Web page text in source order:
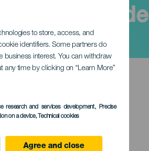
to store, access, and
identifiers. Some partners do
business interest. You can withdraw
time by clicking on “Learn More”
research and services development, Precise
on a device, Technical cookies
Agree and close
diferente, de
МЕРОПРИЯТИЕ
de Tenerife